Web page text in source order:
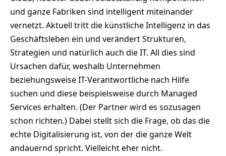
und ganze Fabriken sind intelligent miteinander
vernetzt. Aktuell tritt die künstliche Intelligenz in das
Geschäftsleben ein und verändert Strukturen,
Strategien und natürlich auch die IT. All dies sind
Ursachen dafür, weshalb Unternehmen
beziehungsweise IT-Verantwortliche nach Hilfe
suchen und diese beispielsweise durch Managed
Services erhalten. (Der Partner wird es sozusagen
schon richten.) Dabei stellt sich die Frage, ob das die
echte Digitalisierung ist, von der die ganze Welt
andauernd spricht. Vielleicht eher nicht.